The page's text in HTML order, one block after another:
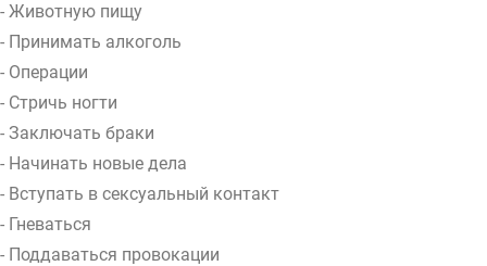
- Животную пищу
- Принимать алкоголь
- Операции
- Стричь ногти
- Заключать браки
- Начинать новые дела
- Вступать в сексуальный контакт
- Гневаться
- Поддаваться провокации